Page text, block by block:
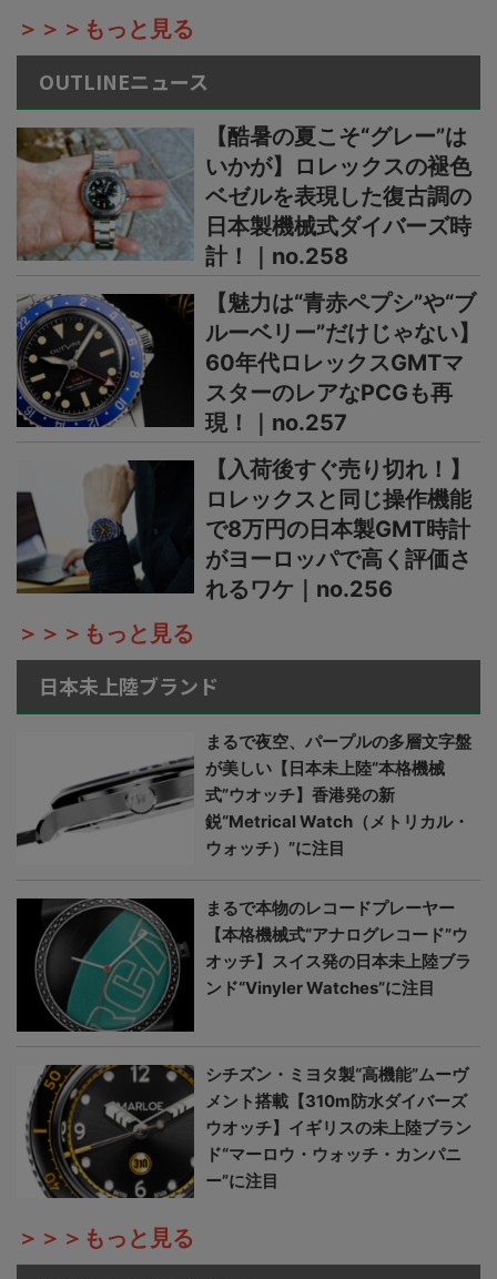
＞＞＞もっと見る
OUTLINEニュース
【酷暑の夏こそ“グレー”は
いかが】ロレックスの褪色
ベゼルを表現した復古調の
日本製機械式ダイバーズ時
計！｜no.258
【魅力は“青赤ペプシ”や“ブ
ルーベリー”だけじゃない】
60年代ロレックスGMTマ
スターのレアなPCGも再
現！｜no.257
【入荷後すぐ売り切れ！】
ロレックスと同じ操作機能
で8万円の日本製GMT時計
がヨーロッパで高く評価さ
れるワケ｜no.256
＞＞＞もっと見る
日本未上陸ブランド
まるで夜空、パープルの多層文字盤
が美しい【日本未上陸“本格機械
式”ウオッチ】香港発の新
鋭“Metrical Watch（メトリカル・
ウォッチ）”に注目
まるで本物のレコードプレーヤー
【本格機械式“アナログレコード”ウ
オッチ】スイス発の日本未上陸ブラ
ンド“Vinyler Watches”に注目
シチズン・ミヨタ製“高機能”ムーヴ
メント搭載【310m防水ダイバーズ
ウオッチ】イギリスの未上陸ブラン
ド“マーロウ・ウォッチ・カンパニ
ー”に注目
＞＞＞もっと見る